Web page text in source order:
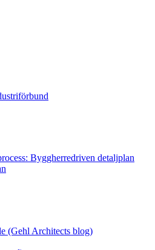
Byggherredriven detaljplan
(Gehl Architects blog)